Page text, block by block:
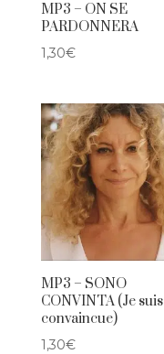
MP3 – ON SE
PARDONNERA
1,30€
MP3 – SONO
CONVINTA (Je suis
convaincue)
1,30€